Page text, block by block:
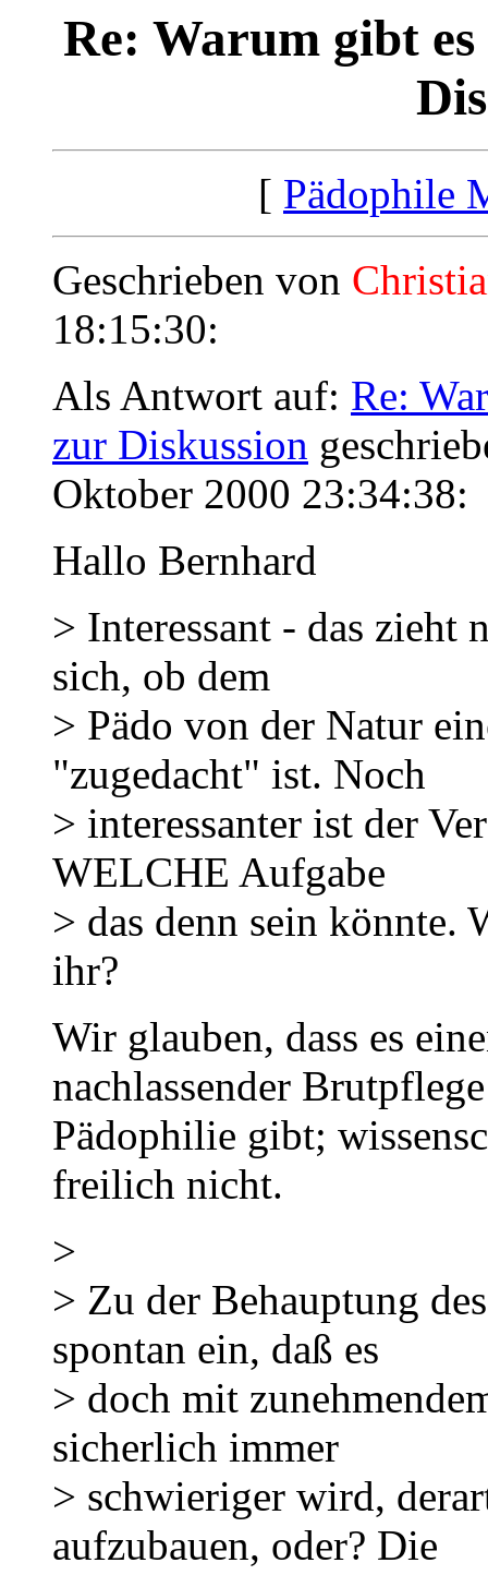
Re: Warum gibt
[ Pädophile
Geschrieben von
18:15:30:
Als Antwort auf: Re:
zur Diskussion
Oktober 2000 23:34:38:
Hallo Bernhard
> Interessant - das zieht
sich, ob dem
> Pädo von der Natur
"zugedacht" ist. Noch
> interessanter ist der
WELCHE Aufgabe
> das denn sein könnte.
ihr?
Wir glauben, dass es
nachlassender
Pädophilie gibt;
freilich nicht.
>
> Zu der Behauptung
spontan ein, daß es
> doch mit
sicherlich immer
> schwieriger wird,
aufzubauen, oder? Die